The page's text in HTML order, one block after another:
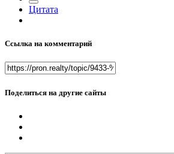
Цитата
Ссылка на комментарий
Поделиться на другие сайты